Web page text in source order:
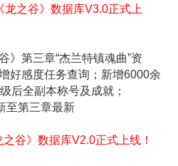
龙之谷》数据库V3.0正式上
》第三章“杰兰特镇魂曲”资
好感度任务查询；新增6000余
后全副本称号及成就；
至第三章最新
谷》数据库V2.0正式上线！